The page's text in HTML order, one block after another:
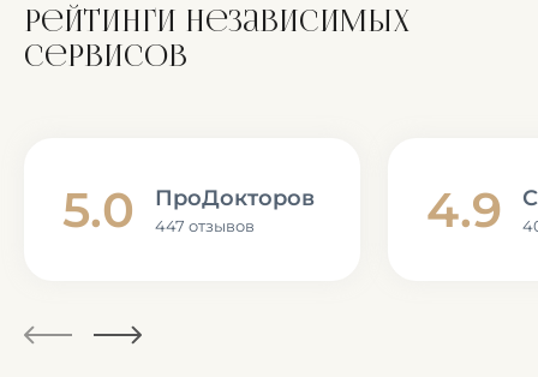
Рейтинги независимых
сервисов
5.0 ПроДокторов
447 отзывов 4.9